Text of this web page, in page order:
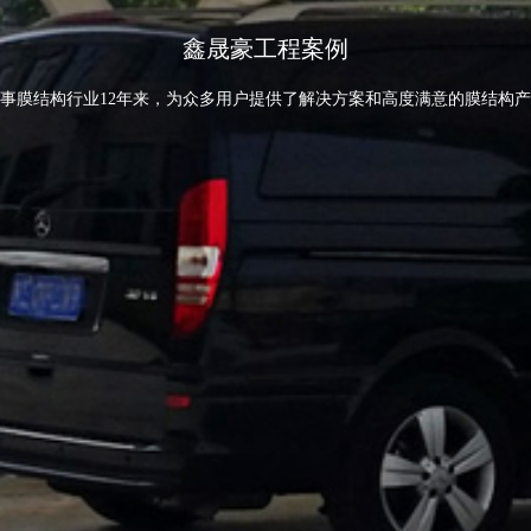
鑫晟豪工程案例
膜结构行业12年来，为众多用户提供了解决方案和高度满意的膜结构